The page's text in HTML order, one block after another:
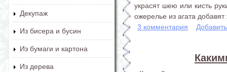
Декупаж
Из бисера и бусин
Из бумаги и картона
Из дерева
украсят шею или кисть
ожерелье из агата
3 комментария